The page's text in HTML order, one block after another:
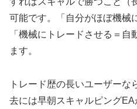
可能です。「自分がほぼ機械
「機械にトレードさせる＝
ます。
トレード歴の長いユーザーな
去には早朝スキャルピング